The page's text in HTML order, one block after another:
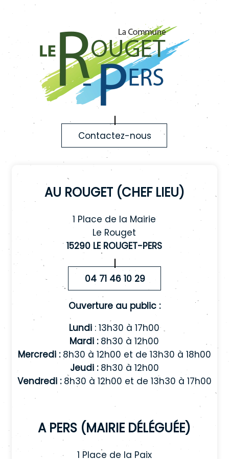
Contactez-nous
Au Rouget (chef lieu)
1 Place de la Mairie
Le Rouget
15290 LE ROUGET-PERS
04 71 46 10 29
Ouverture au public :
Lundi : 13h30 à 17h00
Mardi :8h30 à 12h00
Mercredi :8h30 à 12h00 et de 13h30 à 18h00
Jeudi :8h30 à 12h00
Vendredi :8h30 à 12h00 et de 13h30 à 17h00
A Pers (mairie déléguée)
1 Place de la Paix